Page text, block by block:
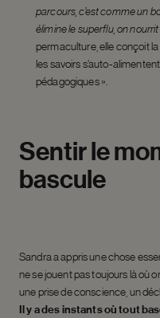
parcours, c’est comme un
élimine le superflu, on
permaculture, elle conçoit
les savoirs s’auto-
pédagogiques ».
Sentirle
bascule
Sandra a appris une chose
ne se jouent pas toujours là où
une prise de conscience, un
Il y a des instants où tout